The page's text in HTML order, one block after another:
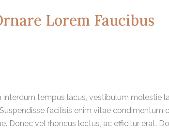
Lorem Faucibus
tempus lacus, vestibulum molestie
facilisis enim vitae condimentum
Donec vel rhoncus lectus, ac efficitur erat.